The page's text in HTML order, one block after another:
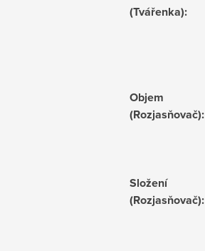
(Tvářenka):
Objem
(Rozjasňovač):
Složení
(Rozjasňovač):